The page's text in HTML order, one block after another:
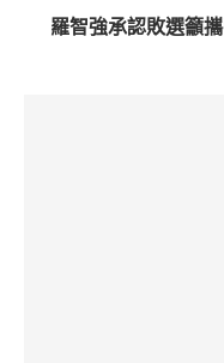
羅智強承認敗選籲